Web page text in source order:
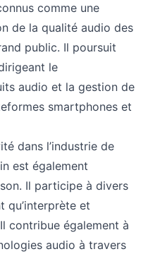
comme une
de la qualité audio des
public. Il poursuit
le
audio et la gestion de
smartphones et
dans l’industrie de
est également
Il participe à divers
qu’interprète et
contribue également à
audio à travers